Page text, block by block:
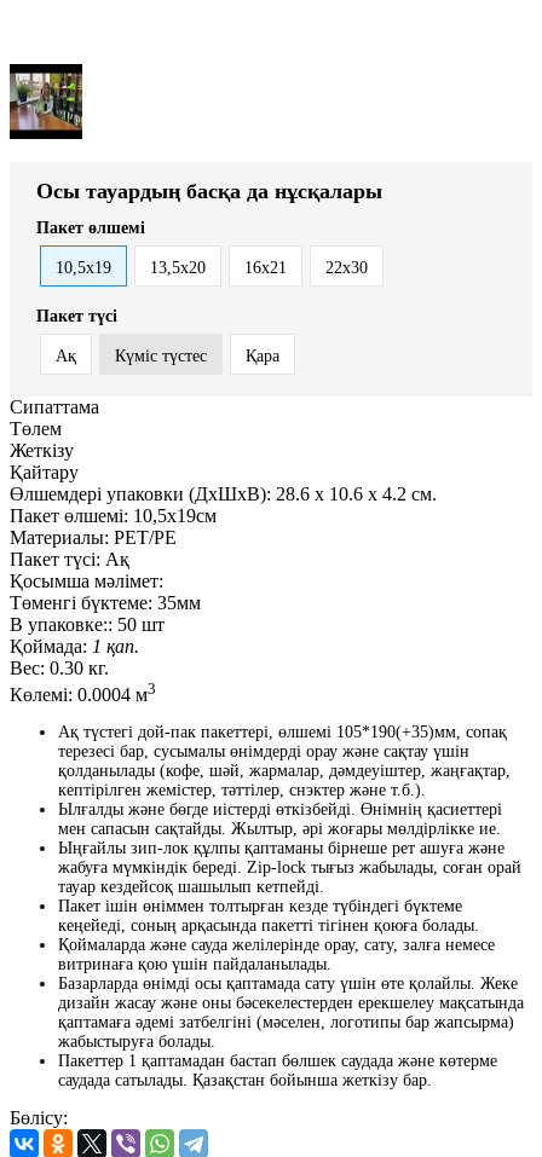
Осы тауардың басқа да нұсқалары
Пакет өлшемі
10,5х19 13,5х20 16х21 22x30
Пакет түсі
Ақ Күміс түстес Қара
Сипаттама
Төлем
Жеткізу
Қайтару
Өлшемдері упаковки (ДxШxВ): 28.6 x 10.6 x 4.2 см.
Пакет өлшемі: 10,5х19см
Материалы: PET/PE
Пакет түсі: Ақ
Қосымша мәлімет:
Төменгі бүктеме: 35мм
В упаковке:: 50 шт
Қоймада: 1 қап.
Вес: 0.30 кг.
Көлемі: 0.0004 м3
Ақ түстегі дой-пак пакеттері, өлшемі 105*190(+35)мм, сопақ
терезесі бар, сусымалы өнімдерді орау және сақтау үшін
қолданылады (кофе, шәй, жармалар, дәмдеуіштер, жаңғақтар,
кептірілген жемістер, тәттілер, снэктер және т.б.).
Ылғалды және бөгде иістерді өткізбейді. Өнімнің қасиеттері
мен сапасын сақтайды. Жылтыр, әрі жоғары мөлдірлікке ие.
Ыңғайлы зип-лок құлпы қаптаманы бірнеше рет ашуға және
жабуға мүмкіндік береді. Zip-lock тығыз жабылады, соған орай
тауар кездейсоқ шашылып кетпейді.
Пакет ішін өніммен толтырған кезде түбіндегі бүктеме
кеңейеді, соның арқасында пакетті тігінен қоюға болады.
Қоймаларда және сауда желілерінде орау, сату, залға немесе
витринаға қою үшін пайдаланылады.
Базарларда өнімді осы қаптамада сату үшін өте қолайлы. Жеке
дизайн жасау және оны бәсекелестерден ерекшелеу мақсатында
қаптамаға әдемі затбелгіні (мәселен, логотипы бар жапсырма)
жабыстыруға болады.
Пакеттер 1 қаптамадан бастап бөлшек саудада және көтерме
саудада сатылады. Қазақстан бойынша жеткізу бар.
Бөлісу: